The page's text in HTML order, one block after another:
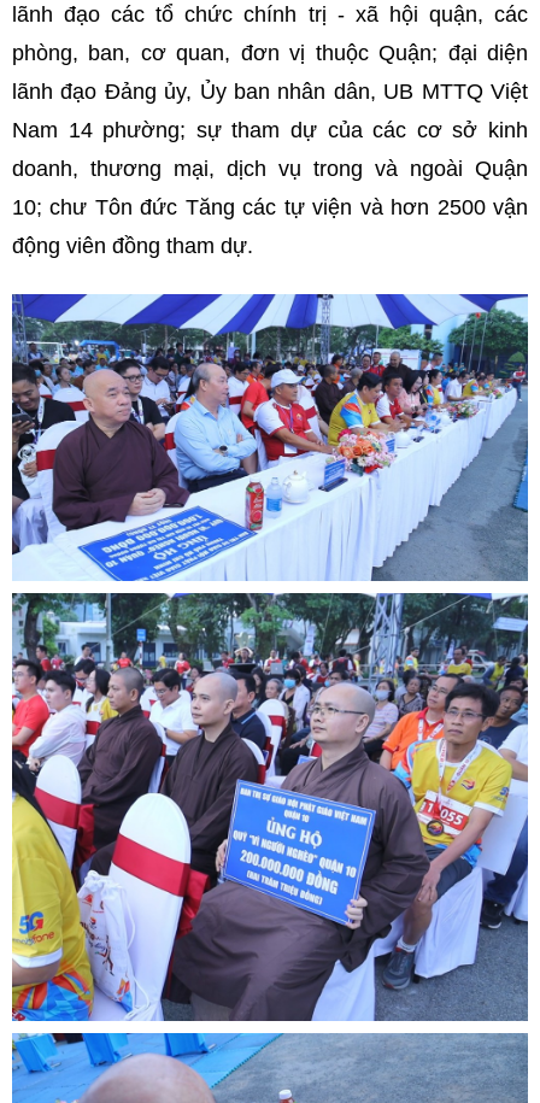
lãnh đạo các tổ chức chính trị - xã hội quận, các
phòng, ban, cơ quan, đơn vị thuộc Quận; đại diện
lãnh đạo Đảng ủy, Ủy ban nhân dân, UB MTTQ Việt
Nam 14 phường; sự tham dự của các cơ sở kinh
doanh, thương mại, dịch vụ trong và ngoài Quận
10; chư Tôn đức Tăng các tự viện và hơn 2500 vận
động viên đồng tham dự.